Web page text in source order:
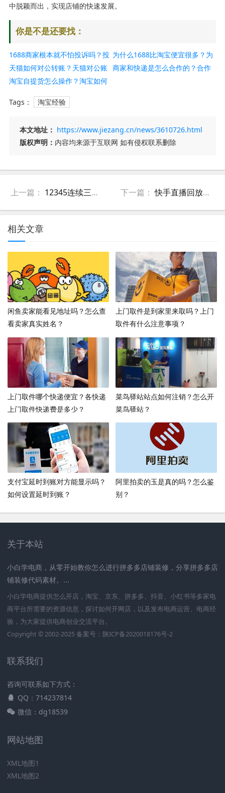
中脱颖而出，实现店铺的快速发展。
你是不是还要找：
1688商家根本就不怕投诉吗？投
诉最狠的方法是什么？
为什么1688比淘宝便宜很多？为
什么1688上评价很少？
天猫如何对公转账？天猫对公账
户怎么提现？
商家和快递是怎么合作的？合作
淘宝自提货怎么操作？淘宝如何
自提点拿货？
Tags：
淘宝经验
本文地址： https://www.jiezang.cn/news/3610726.html
版权声明： 内容均来源于互联网 如有侵权联系删除
上一篇： 12345连续三次不处理怎么办？12345都处理不了怎么办？ 下一篇：快手直播回放在哪里看？主播如何设置自己的直播回放？
相关文章
闲鱼卖家能看见地址吗？怎么查
看卖家真实姓名？
上门取件是到家里来取吗？上门
取件有什么注意事项？
上门取件哪个快递便宜？各快递
上门取件快递费是多少？
菜鸟驿站站点如何注销？怎么开
菜鸟驿站？
支付宝延时到账对方能显示吗？
如何设置延时到账？
阿里拍卖的玉是真的吗？怎么鉴
别？
关于本站
小白学电商，从零开始教你怎么进行拼多多店铺装修，分享拼多多店
铺装修代码素材。...
小白学电商提供怎么开店，淘宝、京东、拼多多、抖音、小红书等多家电
商平台所需要的资源信息，探讨如何开网店，以及发布电商运营、电商经
验，为大家提供电商创业交流平台。
Copyright © 2002-2025 备案号： 陕ICP备2020018176号-2
联系我们
咨询可联系如下方式：
QQ：714237814
微信：dg18539
网站地图
XML地图1
XML地图2